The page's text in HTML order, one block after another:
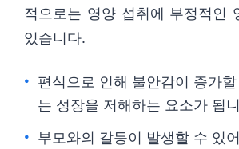
적으로는 영양 섭취에 부정적인
있습니다.
편식으로 인해 불안감이 증가
는 성장을 저해하는 요소가 됩
부모와의 갈등이 발생할 수 있